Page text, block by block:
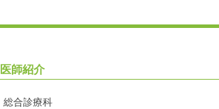
医師紹介
総合診療科